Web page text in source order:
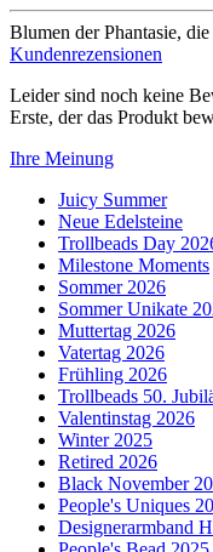
Blumen der Phantasie,
Kundenrezensionen
Leider sind noch keine
Erste, der das Produkt
Ihre Meinung
Juicy Summer
Neue Edelsteine
Trollbeads Day
Milestone Moments
Sommer 2026
Sommer Unikate
Muttertag 2026
Vatertag 2026
Frühling 2026
Trollbeads 50.
Valentinstag 2026
Winter 2025
Retired 2026
Black November
People's Uniques
Designerarmband